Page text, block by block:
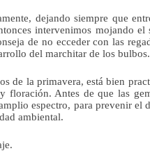
dejando siempre que
intervenimos mojando el
de no ecceder con las
del marchitar de los bulbos.
de la primavera, está bien
Antes de que las
espectro, para prevenir el
ambiental.